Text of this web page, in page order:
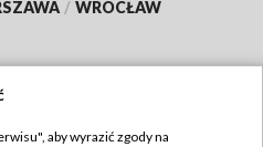
/ WROCŁAW
aby wyrazić zgody na